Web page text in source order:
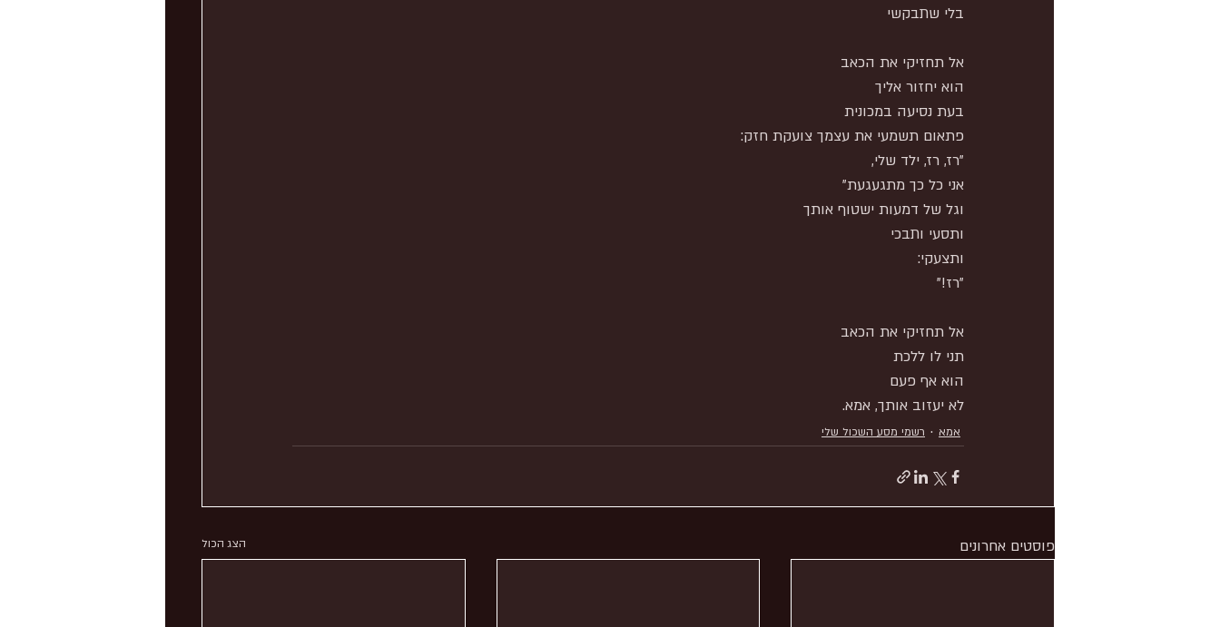
בלי שתבקשי
אל תחזיקי את הכאב
הוא יחזור אליך
בעת נסיעה במכונית
פתאום תשמעי את עצמך צועקת חזק:
"רז, רז, ילד שלי,
אני כל כך מתגעגעת"
וגל של דמעות ישטוף אותך
ותסעי ותבכי
ותצעקי:
"רז!"
אל תחזיקי את הכאב
תני לו ללכת
הוא אף פעם
לא יעזוב אותך, אמא.
אמא רשמי מסע השכול שלי
פוסטים אחרונים הצג הכול